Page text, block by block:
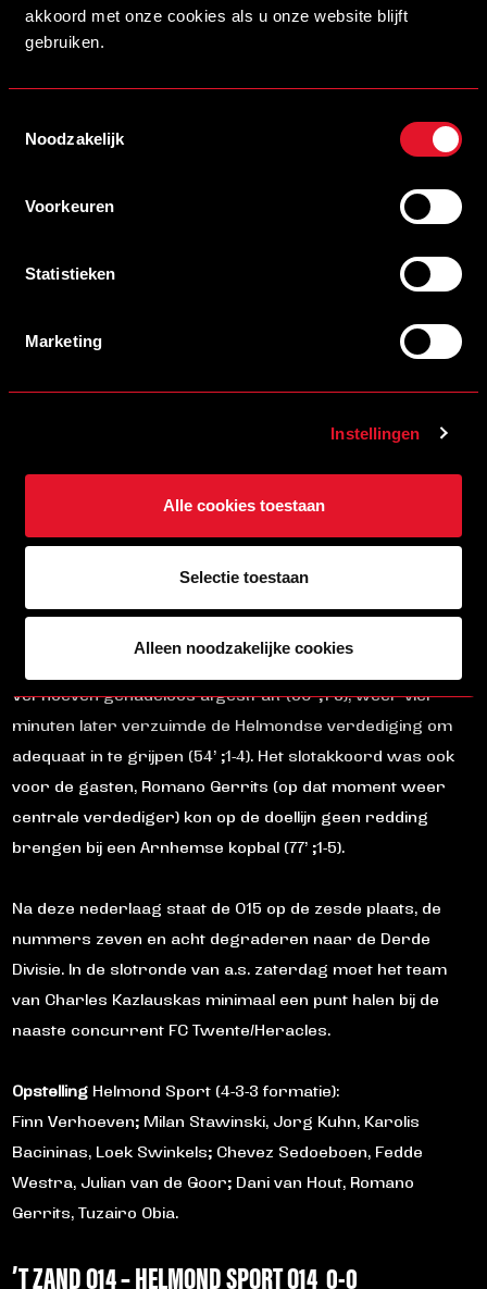
akkoord met onze cookies als u onze website blijft
gebruiken.
Noodzakelijk
Voorkeuren
Statistieken
Marketing
Instellingen
Alle cookies toestaan
Selectie toestaan
Alleen noodzakelijke cookies
thuisclub.
Door deze nederlaag en de winst van naaste concurrent
HELMOND SPORT O15 – VITESSE O15 1-5
tegen het hoog geklasseerde Vitesse. De ploeg van
achterstand toen een voorzet van links werd binnen getikt
perspectief, ingeleid door schoten van resp. Romano
Gerrits (ditmaal als spits opgesteld) en Chevez Sedoeboen.
Laatstgenoemde zorgde ook voor de verdiende
een tweede treffer, zijn schot ging rakelings over.
Na de hervatting gaf de O15 de wedstrijd in zes minuten
volledig weg. Allereerst mocht een Vitesse-speler
Verhoeven genadeloos afgestraft (50’ ;1-3), weer vier
minuten later verzuimde de Helmondse verdediging om
adequaat in te grijpen (54’ ;1-4). Het slotakkoord was ook
voor de gasten, Romano Gerrits (op dat moment weer
centrale verdediger) kon op de doellijn geen redding
brengen bij een Arnhemse kopbal (77’ ;1-5).
Na deze nederlaag staat de O15 op de zesde plaats, de
nummers zeven en acht degraderen naar de Derde
Divisie. In de slotronde van a.s. zaterdag moet het team
van Charles Kazlauskas minimaal een punt halen bij de
naaste concurrent FC Twente/Heracles.
OpstellingHelmond Sport (4-3-3 formatie):
Finn Verhoeven; Milan Stawinski, Jorg Kuhn, Karolis
Bacininas, Loek Swinkels; Chevez Sedoeboen, Fedde
Westra, Julian van de Goor; Dani van Hout, Romano
Gerrits, Tuzairo Obia.
’T ZAND O14 – HELMOND SPORT O14 0-0